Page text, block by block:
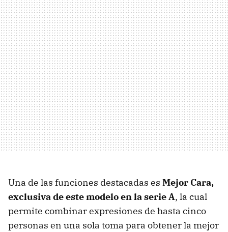
Una de las funciones destacadas es Mejor Cara,
exclusiva de este modelo en la serie A, la cual
permite combinar expresiones de hasta cinco
personas en una sola toma para obtener la mejor